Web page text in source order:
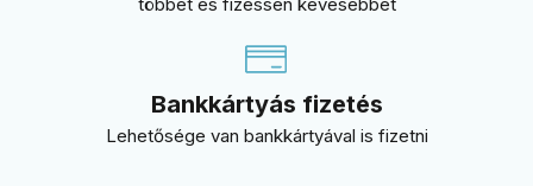
Bankkártyás fizetés
Lehetősége van bankkártyával is fizetni